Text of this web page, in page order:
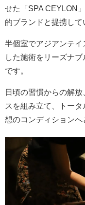
せた「SPA CEYLON
的ブランドと提携して
半個室でアジアンテ
した施術をリーズナ
です。
日頃の習慣からの解
スを組み立て、トー
想のコンディションへ